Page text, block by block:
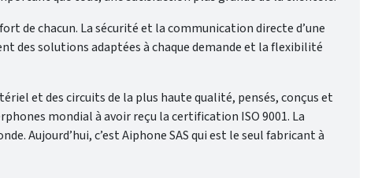
de chacun. La sécurité et la communication directe d’une
des solutions adaptées à chaque demande et la flexibilité
et des circuits de la plus haute qualité, pensés, conçus et
mondial à avoir reçu la certification ISO 9001. La
Aujourd’hui, c’est Aiphone SAS qui est le seul fabricant à